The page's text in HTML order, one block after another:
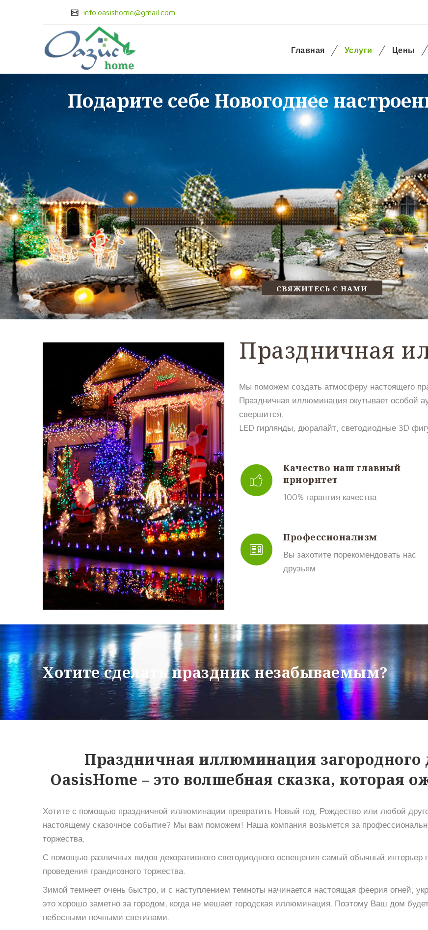
info.oasishome@gmail.com
Главная Услуги Цены
Подарите себе Новогоднее
СВЯЖИТЕСЬ С НАМИ
Праздничная
Мы поможем создать атмосферу настоящего
Праздничная иллюминация окутывает особой
свершится.
LED гирлянды, дюралайт, светодиодные 3D
Качество наш главный
приоритет
100% гарантия качества
Профессионализм
Вы захотите порекомендовать нас
друзьям
Хотите сделать праздник незабываемым?
Праздничная иллюминация
OasisHome – это волшебная сказка, которая
Хотите с помощью праздничной иллюминации превратить Новый год, Рождество или любой
настоящему сказочное событие? Мы вам поможем! Наша компания возьмется за
торжества.
С помощью различных видов декоративного светодиодного освещения самый обычный интерьер
проведения грандиозного торжества.
Зимой темнеет очень быстро, и с наступлением темноты начинается настоящая феерия огней,
это хорошо заметно за городом, когда не мешает городская иллюминация. Поэтому Ваш дом будет
небесными ночными светилами.